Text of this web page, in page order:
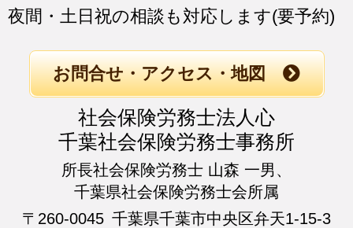
夜間・土日祝の相談も対応します(要予約)
お問合せ・アクセス・地図
社会保険労務士法人心
千葉社会保険労務士事務所
所長社会保険労務士 山森 一男、
千葉県社会保険労務士会所属
〒260-0045 千葉県千葉市中央区弁天1-15-3